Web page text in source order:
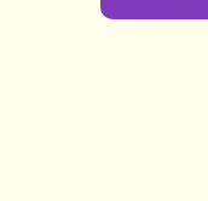
met Pom